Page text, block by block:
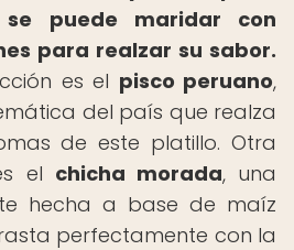
puede maridar con
para realzar su sabor.
es el pisco peruano,
del país que realza
de este platillo. Otra
el chicha morada, una
hecha a base de maíz
perfectamente con la